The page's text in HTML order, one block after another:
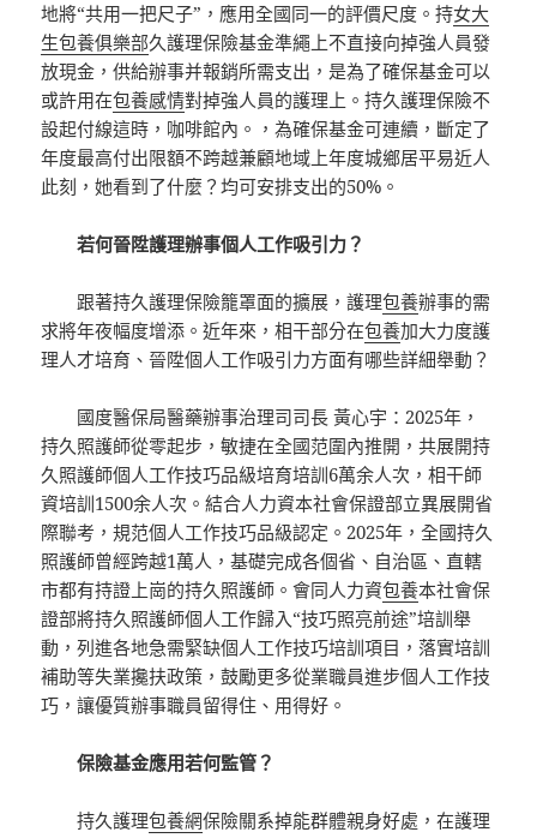
地將“共用一把尺子”，應用全國同一的評價尺度。持女大
生包養俱樂部久護理保險基金準繩上不直接向掉強人員發
放現金，供給辦事并報銷所需支出，是為了確保基金可以
或許用在包養感情對掉強人員的護理上。持久護理保險不
設起付線這時，咖啡館內。，為確保基金可連續，斷定了
年度最高付出限額不跨越兼顧地域上年度城鄉居平易近人
此刻，她看到了什麼？均可安排支出的50%。
若何晉陞護理辦事個人工作吸引力？
跟著持久護理保險籠罩面的擴展，護理包養辦事的需
求將年夜幅度增添。近年來，相干部分在包養加大力度護
理人才培育、晉陞個人工作吸引力方面有哪些詳細舉動？
國度醫保局醫藥辦事治理司司長 黃心宇：2025年，
持久照護師從零起步，敏捷在全國范圍內推開，共展開持
久照護師個人工作技巧品級培育培訓6萬余人次，相干師
資培訓1500余人次。結合人力資本社會保證部立異展開省
際聯考，規范個人工作技巧品級認定。2025年，全國持久
照護師曾經跨越1萬人，基礎完成各個省、自治區、直轄
市都有持證上崗的持久照護師。會同人力資包養本社會保
證部將持久照護師個人工作歸入“技巧照亮前途”培訓舉
動，列進各地急需緊缺個人工作技巧培訓項目，落實培訓
補助等失業攙扶政策，鼓勵更多從業職員進步個人工作技
巧，讓優質辦事職員留得住、用得好。
保險基金應用若何監管？
持久護理包養網保險關系掉能群體親身好處，在護理